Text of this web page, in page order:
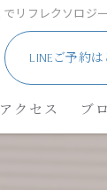
リフレクソロジ
LINEご予約は
アクセス ブ